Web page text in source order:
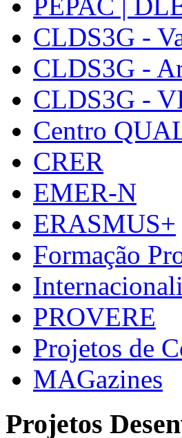
PEPAC |
CLDS3G -
CLDS3G -
CLDS3G -
Centro
CRER
EMER-N
ERASMUS+
Formação
PROVERE
Projetos de
MAGazines
Projetos